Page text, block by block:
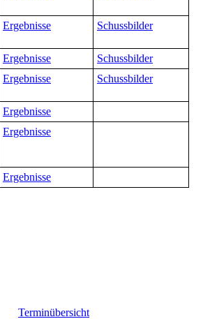
Ergebnisse Schussbilder
Ergebnisse
Schussbilder
Ergebnisse Schussbilder
Ergebnisse
Ergebnisse
Ergebnisse
Terminübersicht